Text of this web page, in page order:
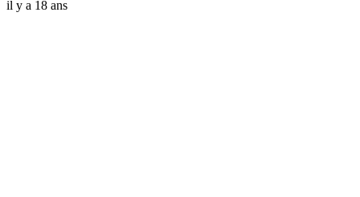
il y a 18 ans